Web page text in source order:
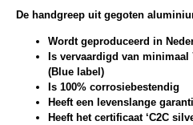
De handgreep uit gegoten
Wordt geproduceerd in
Is vervaardigd van
(Blue label)
Is 100% corrosiebestendig
Heeft een levenslange
Heeft het certificaat ‘C2C